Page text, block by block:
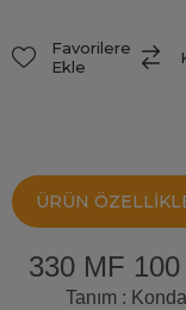
Favorilere
Ekle
ÜRÜN
330 MF
Tanım :